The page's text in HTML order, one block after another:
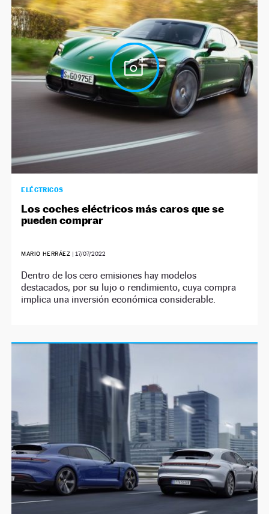
NEWSLETTER
SÍGUENOS
ELÉCTRICOS
Los coches eléctricos más caros que se
pueden comprar
MARIO HERRÁEZ | 17/07/2022
Dentro de los cero emisiones hay modelos
destacados, por su lujo o rendimiento, cuya compra
implica una inversión económica considerable.